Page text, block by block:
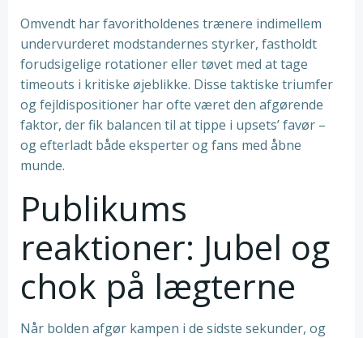
Omvendt har favoritholdenes trænere indimellem
undervurderet modstandernes styrker, fastholdt
forudsigelige rotationer eller tøvet med at tage
timeouts i kritiske øjeblikke. Disse taktiske triumfer
og fejldispositioner har ofte været den afgørende
faktor, der fik balancen til at tippe i upsets’ favør –
og efterladt både eksperter og fans med åbne
munde.
Publikums
reaktioner: Jubel og
chok på lægterne
Når bolden afgør kampen i de sidste sekunder, og